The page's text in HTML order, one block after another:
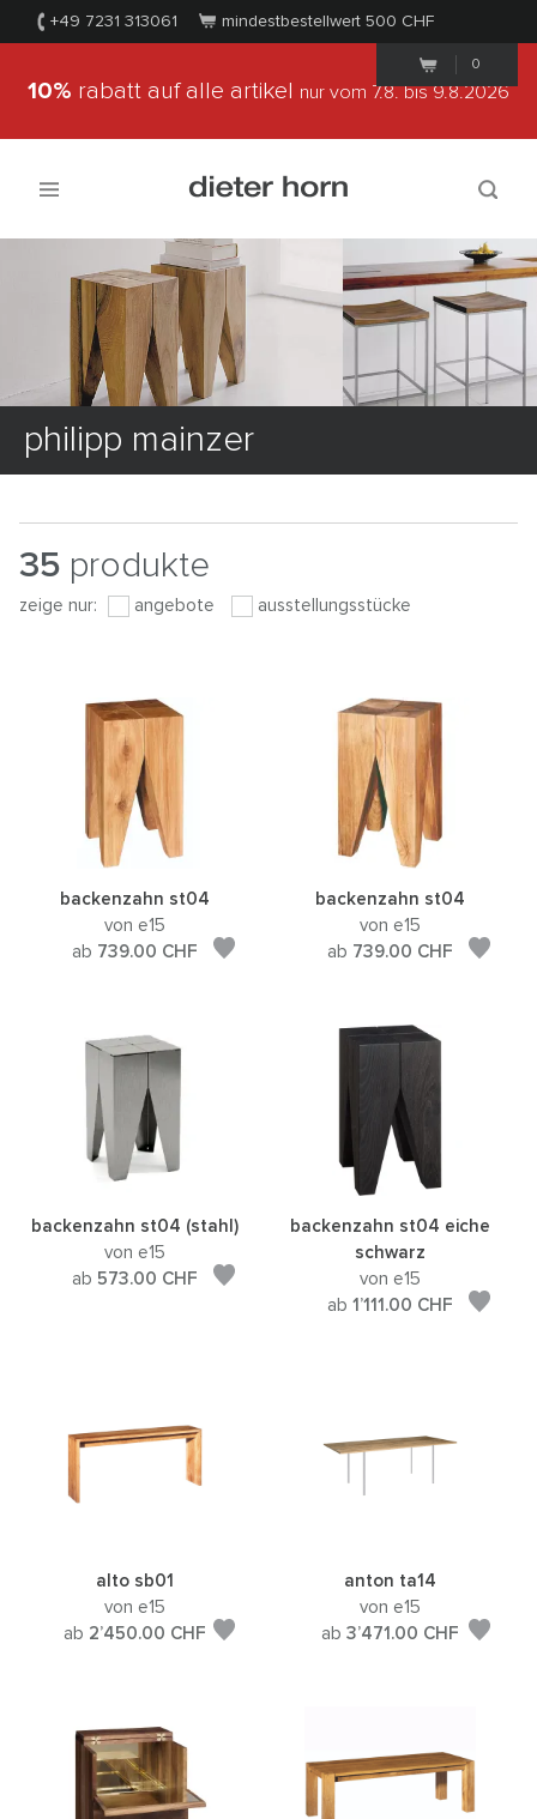
+49 7231 313061 mindestbestellwert 500 CHF
0
10% rabatt auf alle artikel nur vom 7.8.bis 9.8.2026
philipp mainzer
35 produkte
zeige nur: angebote ausstellungsstücke
backenzahn st04
von e15
ab 739.00 CHF
backenzahn st04
von e15
ab 739.00 CHF
backenzahn st04 (stahl)
von e15
ab 573.00 CHF
backenzahn st04 eiche
schwarz
von e15
ab 1’111.00 CHF
alto sb01
von e15
ab 2’450.00 CHF
anton ta14
von e15
ab 3’471.00 CHF